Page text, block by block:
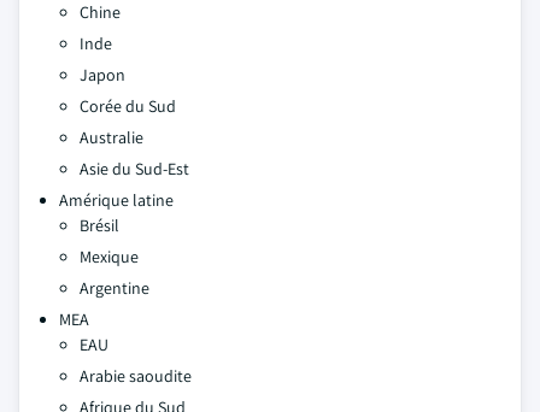
Chine
Inde
Japon
Corée du Sud
Australie
Asie du Sud-Est
Amérique latine
Brésil
Mexique
Argentine
MEA
EAU
Arabie saoudite
Afrique du Sud